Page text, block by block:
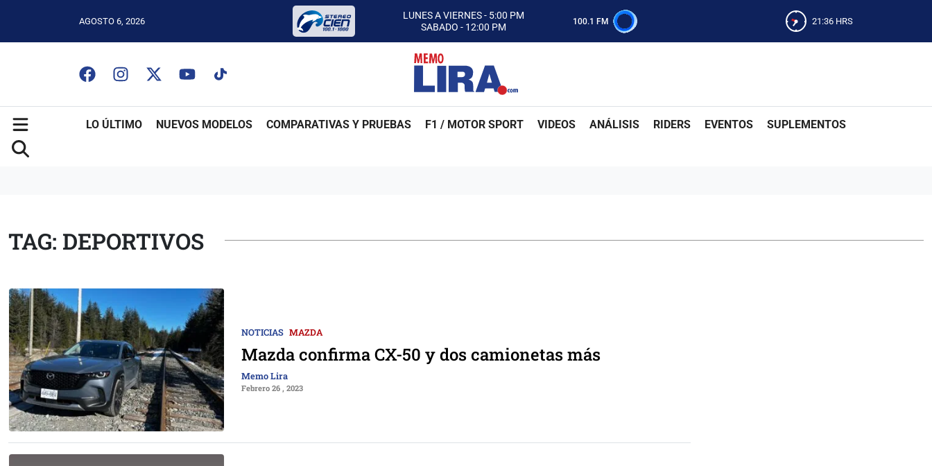
AGOSTO 6, 2026
LUNES A VIERNES - 5:00 PM
SABADO - 12:00 PM
ESCUCHA AUTOS AL CIEN
CON MEMO LIRA Y SU EQUIPO
LUNES A VIERNES - 5:00 PM
SABADO - 12:00 PM
100.1 FM 21:36 HRS
LO ÚLTIMO NUEVOS MODELOS COMPARATIVAS Y PRUEBAS F1 / MOTOR SPORT VIDEOS ANÁLISIS RIDERS EVENTOS SUPLEMENTOS
TAG: DEPORTIVOS
NOTICIAS MAZDA
Mazda confirma CX-50 y dos camionetas más
Memo Lira
Febrero 26 , 2023